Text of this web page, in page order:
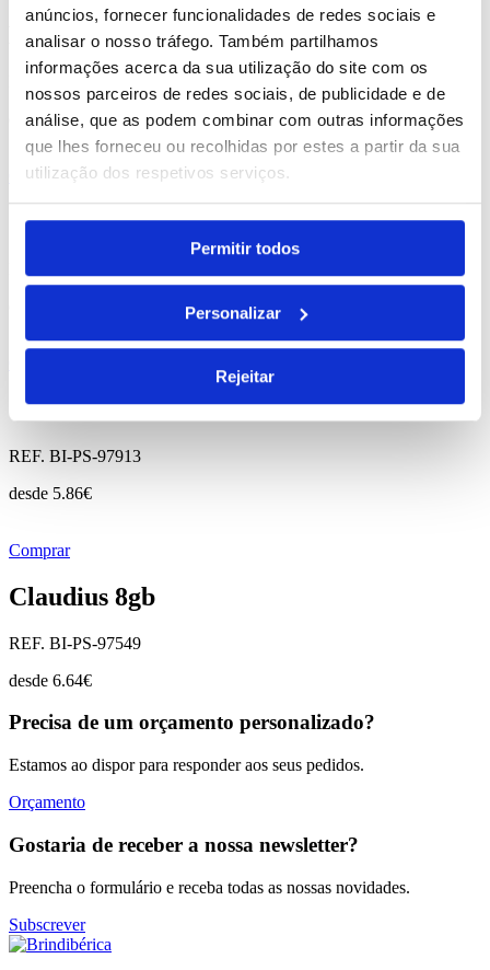
anúncios, fornecer funcionalidades de redes sociais e
analisar o nosso tráfego. Também partilhamos
informações acerca da sua utilização do site com os
nossos parceiros de redes sociais, de publicidade e de
análise, que as podem combinar com outras informações
que lhes forneceu ou recolhidas por estes a partir da sua
utilização dos respetivos serviços.
Permitir todos
Personalizar
Rejeitar
Blackwell
REF. BI-PS-97304
desde 5.06 €
Comprar
Gante
REF. BI-PS-97395
Otto
REF. BI-PS-97913
desde 5.86€
Comprar
Claudius 8gb
REF. BI-PS-97549
desde 6.64€
Precisa de um orçamento personalizado?
Estamos ao dispor para responder aos seus pedidos.
Orçamento
Gostaria de receber a nossa newsletter?
Preencha o formulário e receba todas as nossas novidades.
Subscrever